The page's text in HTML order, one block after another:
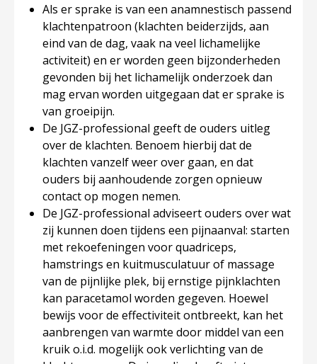
Als er sprake is van een anamnestisch passend
klachtenpatroon (klachten beiderzijds, aan
eind van de dag, vaak na veel lichamelijke
activiteit) en er worden geen bijzonderheden
gevonden bij het lichamelijk onderzoek dan
mag ervan worden uitgegaan dat er sprake is
van groeipijn.
De JGZ-professional geeft de ouders uitleg
over de klachten. Benoem hierbij dat de
klachten vanzelf weer over gaan, en dat
ouders bij aanhoudende zorgen opnieuw
contact op mogen nemen.
De JGZ-professional adviseert ouders over wat
zij kunnen doen tijdens een pijnaanval: starten
met rekoefeningen voor quadriceps,
hamstrings en kuitmusculatuur of massage
van de pijnlijke plek, bij ernstige pijnklachten
kan paracetamol worden gegeven. Hoewel
bewijs voor de effectiviteit ontbreekt, kan het
aanbrengen van warmte door middel van een
kruik o.i.d. mogelijk ook verlichting van de